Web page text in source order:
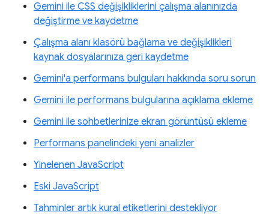
Gemini ile CSS değişikliklerini çalışma alanınızda
değiştirme ve kaydetme
Çalışma alanı klasörü bağlama ve değişiklikleri
kaynak dosyalarınıza geri kaydetme
Gemini'a performans bulguları hakkında soru sorun
Gemini ile performans bulgularına açıklama ekleme
Gemini ile sohbetlerinize ekran görüntüsü ekleme
Performans panelindeki yeni analizler
Yinelenen JavaScript
Eski JavaScript
Tahminler artık kural etiketlerini destekliyor